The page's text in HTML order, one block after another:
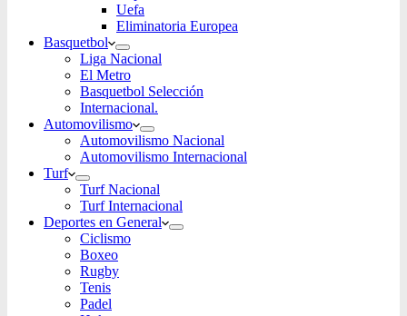
Uefa
Eliminatoria Europea
Basquetbol
Liga Nacional
El Metro
Basquetbol Selección
Internacional.
Automovilismo
Automovilismo Nacional
Automovilismo Internacional
Turf
Turf Nacional
Turf Internacional
Deportes en General
Ciclismo
Boxeo
Rugby
Tenis
Padel